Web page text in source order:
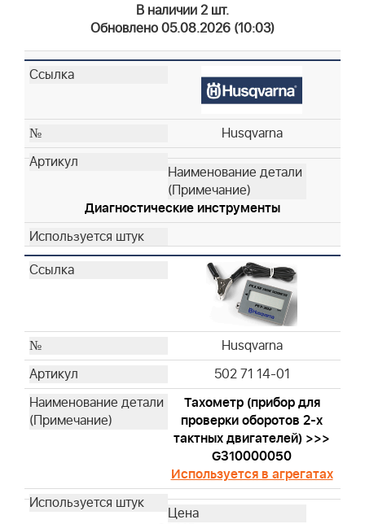
Husqvarna
Husqvarna
Husqvarna
Husqvarna
Husqvarna
Husqvarna
Husqvarna
Husqvarna
Husqvarna
Husqvarna
Husqvarna
Husqvarna
Husqvarna
Husqvarna
Husqvarna
Husqvarna
Husqvarna
Husqvarna
Husqvarna
Husqvarna
Husqvarna
Husqvarna
Husqvarna
В наличии 2 шт.
Обновлено 05.08.2026 (10:03)
Husqvarna
Диагностические инструменты
Husqvarna
502 71 14-01
Тахометр (прибор для
проверки оборотов 2-х
тактных двигателей) >>>
G310000050
Используется в агрегатах